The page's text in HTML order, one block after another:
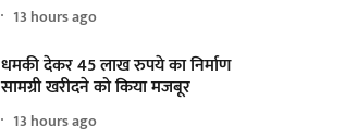
13 hours ago
धमकी देकर 45 लाख रुपये का निर्माण
सामग्री खरीदने को किया मजबूर
13 hours ago